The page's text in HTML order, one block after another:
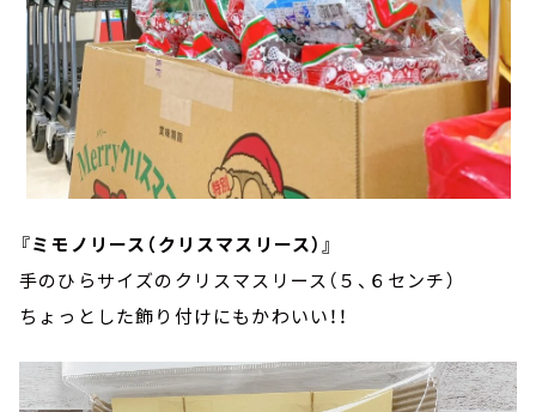
『ミモノリース（クリスマスリース）』
手のひらサイズのクリスマスリース（５、６センチ）
ちょっとした飾り付けにもかわいい！！